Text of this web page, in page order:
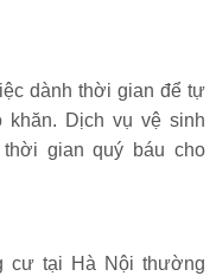
dành thời gian để tự
Dịch vụ vệ sinh
gian quý báu cho
cư tại Hà Nội thường